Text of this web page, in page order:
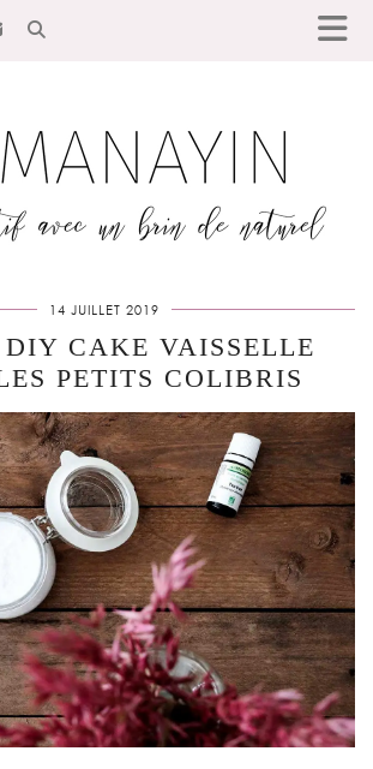
14 JUILLET 2019
CAKE VAISSELLE
PETITS COLIBRIS